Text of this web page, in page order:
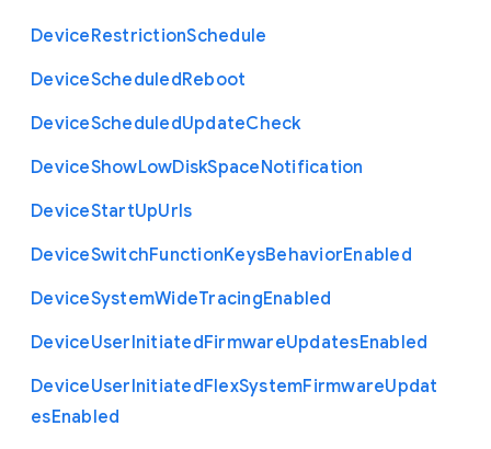
DeviceRestrictionSchedule
DeviceScheduledReboot
DeviceScheduledUpdateCheck
DeviceShowLowDiskSpaceNotification
DeviceStartUpUrls
DeviceSwitchFunctionKeysBehaviorEnabled
DeviceSystemWideTracingEnabled
DeviceUserInitiatedFirmwareUpdatesEnabled
DeviceUserInitiatedFlexSystemFirmwareUpdat
esEnabled